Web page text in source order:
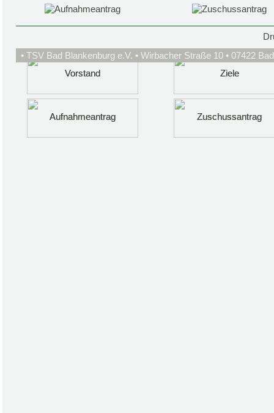
Vorstand
Vorstand Ziele
Ziele
Aufnahmeantrag
Aufnahmeantrag Zuschussantrag
Zuschussantrag
• TSV Bad Blankenburg e.V. • Wirbacher Straße 10 • 07422